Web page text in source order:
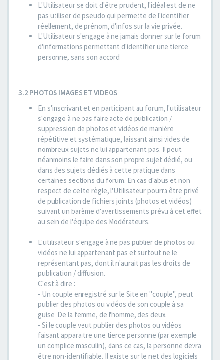
L'Utilisateur se doit d'être prudent, l'idéal est de ne
pas utiliser de pseudo qui permette de l'identifier
réellement, de prénom, d'infos sur la vie privée.
L'Utilisateur s'engage à ne jamais donner sur le forum
d'informations permettant d'identifier une tierce
personne, sans son accord
3.2 PHOTOS IMAGES ET VIDEOS
En s'inscrivant et en participant au forum, l'utilisateur
s'engage à ne pas faire acte de publication /
suppression de photos et vidéos de manière
répétitive et systématique, laissant ainsi vides de
nombreux sujets ne lui appartenant pas. Il peut
néanmoins le faire dans son propre sujet dédié, ou
dans des sujets dédiés à cette pratique dans
certaines sections du forum. En cas d'abus et non
respect de cette règle, l'Utilisateur pourra être privé
de publication de fichiers joints (photos et vidéos)
suivant un barème d'avertissements prévu à cet effet
au sein de l'équipe des Modérateurs.
L'utilisateur s'engage à ne pas publier de photos ou
vidéos ne lui appartenant pas et surtout ne le
représentant pas, dont il n'aurait pas les droits de
publication / diffusion.
C'est à dire :
- Un couple enregistré sur le Site en "couple", peut
publier des photos ou vidéos de son couple à sa
guise. De la femme, de l'homme, des deux.
- Si le couple veut publier des photos ou vidéos
faisant apparaitre une tierce personne (par exemple
un complice masculin), dans ce cas, la personne devra
être non-identifiable. Il existe sur le net des logiciels